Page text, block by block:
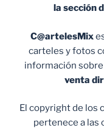
la sección
C@artelesMix
carteles y fotos
información
venta
El copyright de los
pertenece a las